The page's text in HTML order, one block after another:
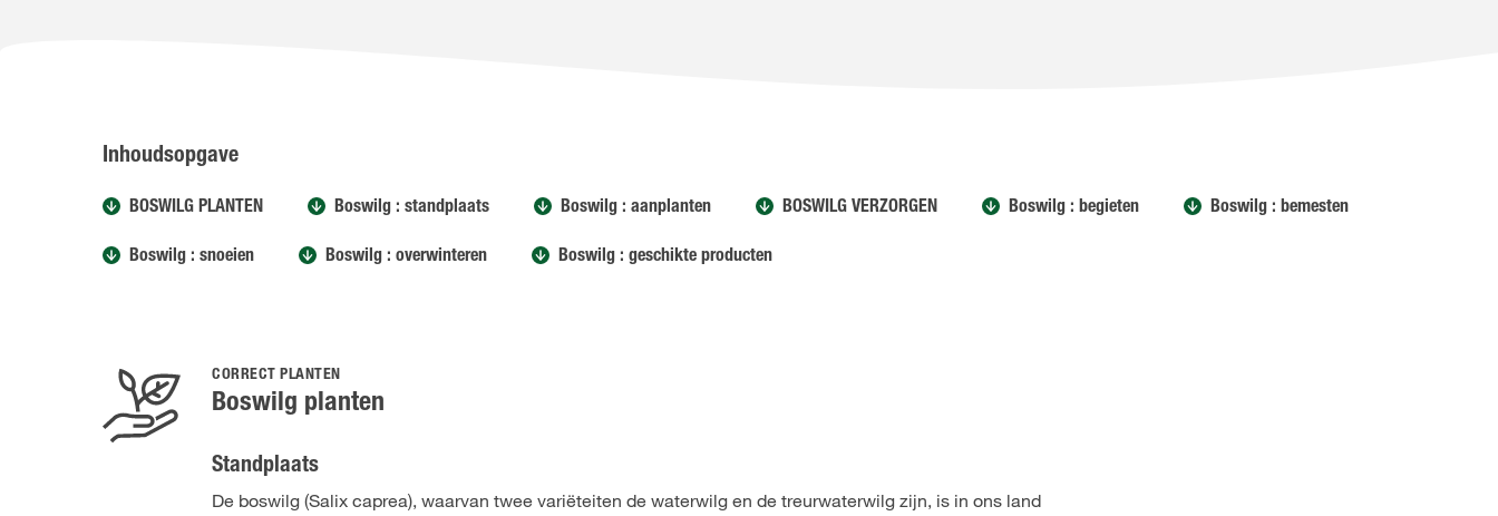
Inhoudsopgave
BOSWILG PLANTEN Boswilg : standplaats Boswilg : aanplanten BOSWILG VERZORGEN Boswilg : begieten Boswilg : bemesten
Boswilg : snoeien Boswilg : overwinteren Boswilg : geschikte producten
CORRECT PLANTEN
Boswilg planten
Standplaats
De boswilg (Salix caprea), waarvan twee variëteiten de waterwilg en de treurwaterwilg zijn, is in ons land